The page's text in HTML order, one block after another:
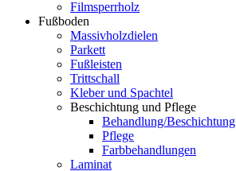
Filmsperrholz
Fußboden
Massivholzdielen
Parkett
Fußleisten
Trittschall
Kleber und Spachtel
Beschichtung und Pflege
Behandlung/Beschichtung
Pflege
Farbbehandlungen
Laminat